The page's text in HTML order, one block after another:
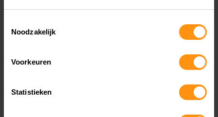
Noodzakelijk
Voorkeuren
Statistieken
YAMAHA TRACER 9 GT+
AMSTERDAM
MotorCity is de Yamaha dealer in Noord Holland.